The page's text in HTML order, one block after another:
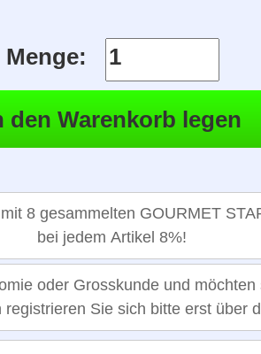
Menge:
8 gesammelten GOURMET
bei jedem Artikel 8%!
oder Grosskunde und möchten
registrieren Sie sich bitte erst über